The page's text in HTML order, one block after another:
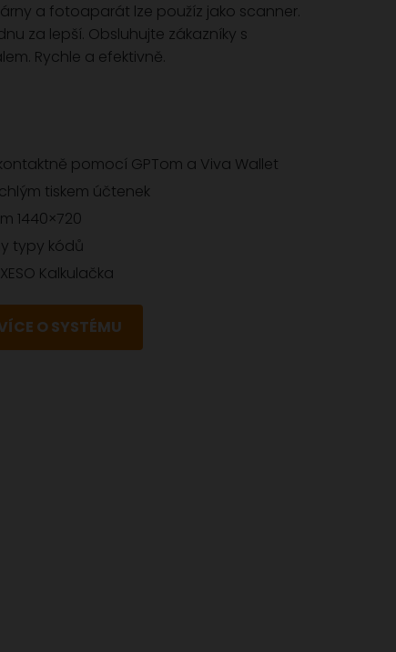
a fotoaparát lze použíz jako scanner.
za lepší. Obsluhujte zákazníky s
Rychle a efektivně.
pomocí GPTom a Viva Wallet
tiskem účtenek
1440×720
typy kódů
Kalkulačka
O SYSTÉMU